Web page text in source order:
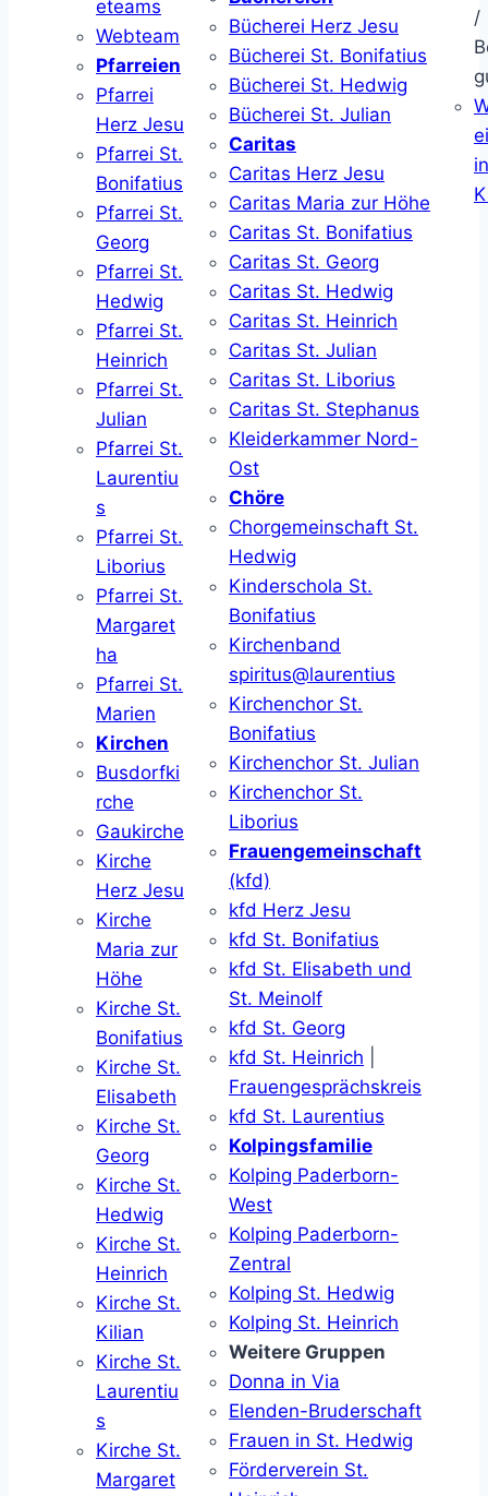
eteams
Webteam
Pfarreien
Pfarrei
Herz Jesu
Pfarrei St.
Bonifatius
Pfarrei St.
Georg
Pfarrei St.
Hedwig
Pfarrei St.
Heinrich
Pfarrei St.
Julian
Pfarrei St.
Laurentiu
s
Pfarrei St.
Liborius
Pfarrei St.
Margaret
ha
Pfarrei St.
Marien
Kirchen
Busdorfki
rche
Gaukirche
Kirche
Herz Jesu
Kirche
Maria zur
Höhe
Kirche St.
Bonifatius
Kirche St.
Elisabeth
Kirche St.
Georg
Kirche St.
Hedwig
Kirche St.
Heinrich
Kirche St.
Kilian
Kirche St.
Laurentiu
s
Kirche St.
Margaret
Bücherei Herz Jesu
Bücherei St. Bonifatius
Bücherei St. Hedwig
Bücherei St. Julian
Caritas
Caritas Herz Jesu
Caritas Maria zur Höhe
Caritas St. Bonifatius
Caritas St. Georg
Caritas St. Hedwig
Caritas St. Heinrich
Caritas St. Julian
Caritas St. Liborius
Caritas St. Stephanus
Kleiderkammer Nord-
Ost
Chöre
Chorgemeinschaft St.
Hedwig
Kinderschola St.
Bonifatius
Kirchenband
spiritus@laurentius
Kirchenchor St.
Bonifatius
Kirchenchor St. Julian
Kirchenchor St.
Liborius
Frauengemeinschaft
(kfd)
kfd Herz Jesu
kfd St. Bonifatius
kfd St. Elisabeth und
St. Meinolf
kfd St. Georg
kfd St. Heinrich
Frauengesprächskreis
kfd St. Laurentius
Kolpingsfamilie
Kolping Paderborn-
West
Kolping Paderborn-
Zentral
Kolping St. Hedwig
Kolping St. Heinrich
Weitere Gruppen
Donna in Via
Elenden-Bruderschaft
Frauen in St. Hedwig
Förderverein St.
/